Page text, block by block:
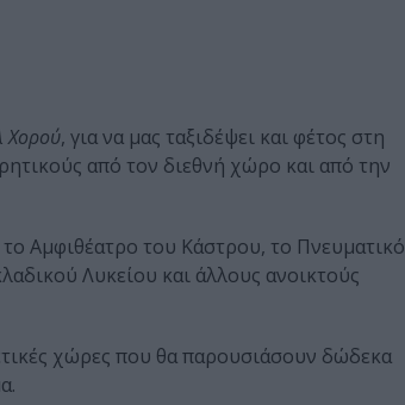
Χορού, για να μας ταξιδέψει και φέτος στη
από τον διεθνή χώρο και από την
το Αμφιθέατρο του Κάστρου, το Πνευματικό
Λυκείου και άλλους ανοικτούς
χώρες που θα παρουσιάσουν δώδεκα